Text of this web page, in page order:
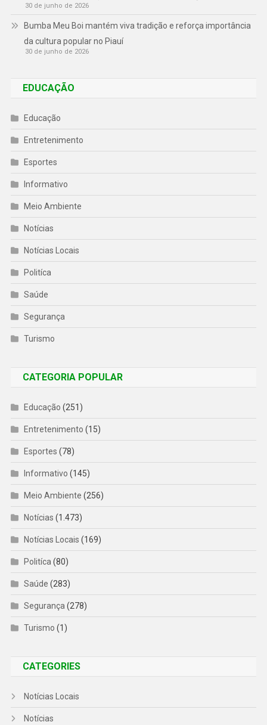
30 de junho de 2026
Bumba Meu Boi mantém viva tradição e reforça importância
da cultura popular no Piauí
30 de junho de 2026
EDUCAÇÃO
Educação
Entretenimento
Esportes
Informativo
Meio Ambiente
Notícias
Notícias Locais
Politíca
Saúde
Segurança
Turismo
CATEGORIA POPULAR
Educação (251)
Entretenimento (15)
Esportes (78)
Informativo (145)
Meio Ambiente (256)
Notícias (1.473)
Notícias Locais (169)
Politíca (80)
Saúde (283)
Segurança (278)
Turismo (1)
CATEGORIES
Notícias Locais
Notícias